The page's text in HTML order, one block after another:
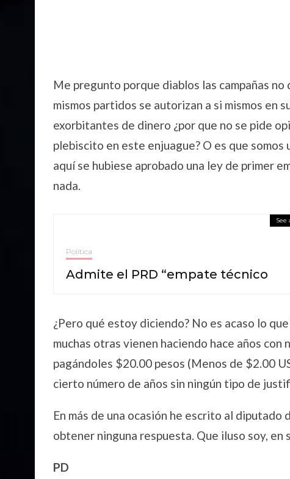
Me pregunto porque diablos las campañas
mismos partidos se autorizan a si mismos en
exorbitantes de dinero ¿por que no se pide
plebiscito en este enjuague? O es que
aquí se hubiese aprobado una ley de primer
nada.
See
Política
Admite el PRD “empate técnico
¿Pero qué estoy diciendo? No es acaso lo
muchas otras vienen haciendo hace años
pagándoles $20.00 pesos (Menos de $2.00
cierto número de años sin ningún tipo de
En más de una ocasión he escrito al
obtener ninguna respuesta. Que iluso soy, en
PD